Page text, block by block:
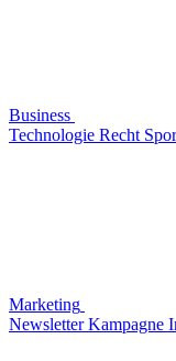
Business
Technologie Recht
Marketing
Newsletter Kampagne